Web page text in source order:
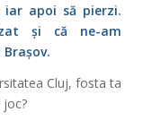
apoi să pierzi.
și că ne-am
Cluj, fosta ta